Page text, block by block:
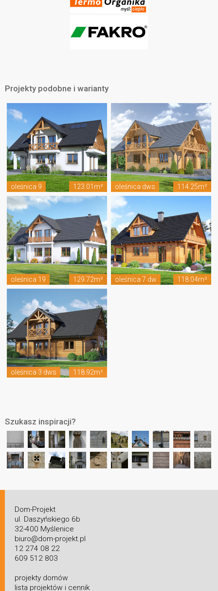
Projekty podobne i warianty
oleśnica 9 123.01m² oleśnica dws 114.25m²
oleśnica 19 129.72m² oleśnica 7 dw 118.04m²
oleśnica 3 dws 118.92m²
Szukasz inspiracji?
Dom-Projekt
ul. Daszyńskiego 6b
32-400 Myślenice
biuro@dom-projekt.pl
12 274 08 22
609 512 803
projekty domów
lista projektów i cennik